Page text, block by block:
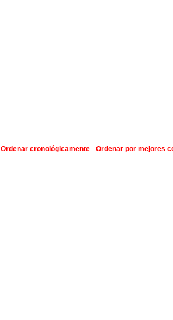
Ordenar por mejores
Ordenar cronológicamente